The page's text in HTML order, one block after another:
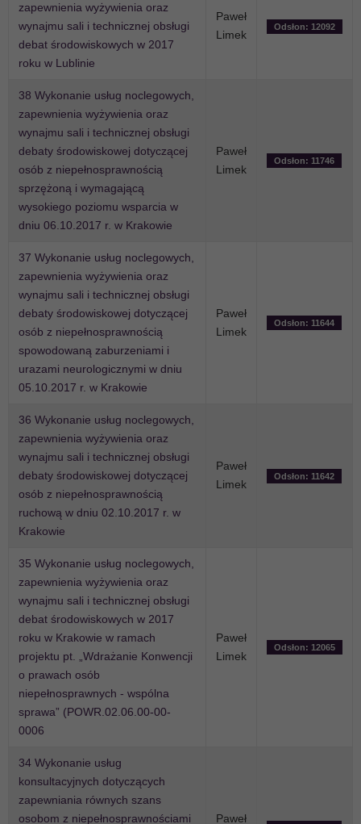
zapewnienia wyżywienia oraz
wynajmu sali i technicznej obsługi
debat środowiskowych w 2017
roku w Lublinie
Paweł
Limek
Odsłon: 12092
38 Wykonanie usług noclegowych,
zapewnienia wyżywienia oraz
wynajmu sali i technicznej obsługi
debaty środowiskowej dotyczącej
osób z niepełnosprawnością
sprzężoną i wymagającą
wysokiego poziomu wsparcia w
dniu 06.10.2017 r. w Krakowie
Paweł
Limek
Odsłon: 11746
37 Wykonanie usług noclegowych,
zapewnienia wyżywienia oraz
wynajmu sali i technicznej obsługi
debaty środowiskowej dotyczącej
osób z niepełnosprawnością
spowodowaną zaburzeniami i
urazami neurologicznymi w dniu
05.10.2017 r. w Krakowie
Paweł
Limek
Odsłon: 11644
36 Wykonanie usług noclegowych,
zapewnienia wyżywienia oraz
wynajmu sali i technicznej obsługi
debaty środowiskowej dotyczącej
osób z niepełnosprawnością
ruchową w dniu 02.10.2017 r. w
Krakowie
Paweł
Limek
Odsłon: 11642
35 Wykonanie usług noclegowych,
zapewnienia wyżywienia oraz
wynajmu sali i technicznej obsługi
debat środowiskowych w 2017
roku w Krakowie w ramach
projektu pt. „Wdrażanie Konwencji
o prawach osób
niepełnosprawnych - wspólna
sprawa” (POWR.02.06.00-00-
0006
Paweł
Limek
Odsłon: 12065
34 Wykonanie usług
konsultacyjnych dotyczących
zapewniania równych szans
osobom z niepełnosprawnościami
Paweł